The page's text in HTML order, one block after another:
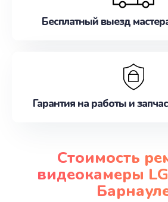
Бесплатный выезд
Гарантия на работы и
Стоимость
видеокамеры